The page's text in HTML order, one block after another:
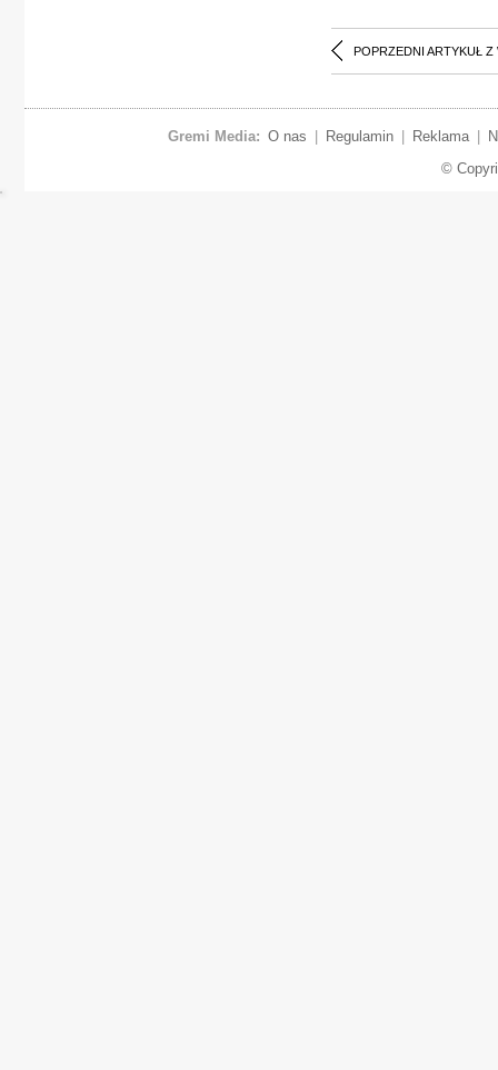
POPRZEDNI ARTYKUŁ Z
Gremi Media: O nas Regulamin Reklama
©